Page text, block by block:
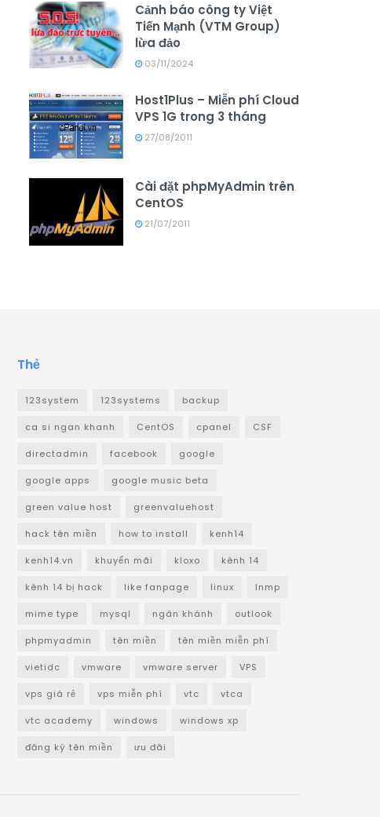
Cảnh báo công ty Việt
Tiến Mạnh (VTM Group)
lừa đảo
03/11/2024
Host1Plus – Miễn phí Cloud
VPS 1G trong 3 tháng
27/08/2011
Cài đặt phpMyAdmin trên
CentOS
21/07/2011
Thẻ
123system 123systems backup
ca si ngan khanh CentOS cpanel CSF
directadmin facebook google
google apps google music beta
green value host greenvaluehost
hack tên miền how to install kenh14
kenh14.vn khuyến mãi kloxo kênh 14
kênh 14 bị hack like fanpage linux lnmp
mime type mysql ngân khánh outlook
phpmyadmin tên miền tên miền miễn phí
vietidc vmware vmware server VPS
vps giá rẻ vps miễn phí vtc vtca
vtc academy windows windows xp
đăng ký tên miền ưu đãi